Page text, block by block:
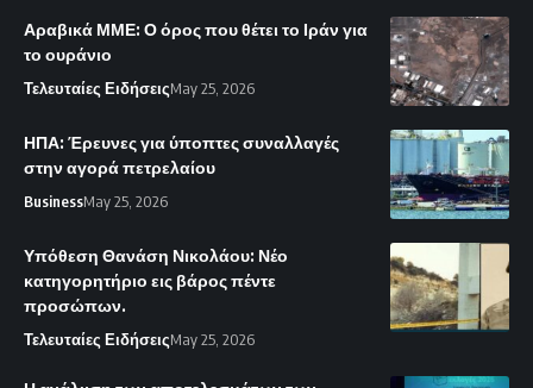
Αραβικά ΜΜΕ: Ο όρος που θέτει το Ιράν για
το ουράνιο
Τελευταίες ΕιδήσειςMay 25, 2026
ΗΠΑ: Έρευνες για ύποπτες συναλλαγές
στην αγορά πετρελαίου
BusinessMay 25, 2026
Υπόθεση Θανάση Νικολάου: Νέο
κατηγορητήριο εις βάρος πέντε
προσώπων.
Τελευταίες ΕιδήσειςMay 25, 2026